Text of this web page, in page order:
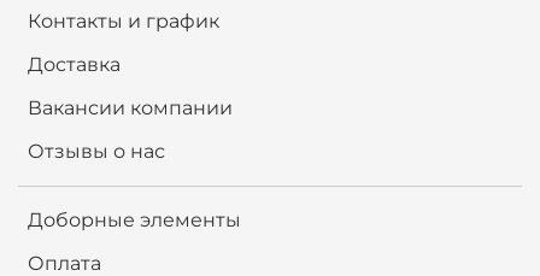
Контакты и график
Доставка
Вакансии компании
Отзывы о нас
Доборные элементы
Оплата